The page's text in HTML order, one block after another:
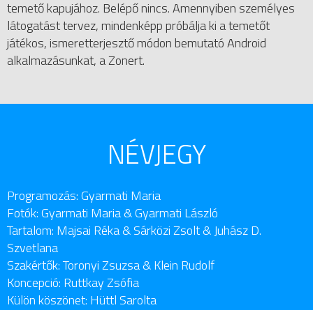
temető kapujához. Belépő nincs. Amennyiben személyes
látogatást tervez, mindenképp próbálja ki a temetőt
játékos, ismeretterjesztő módon bemutató Android
alkalmazásunkat, a Zonert.
NÉVJEGY
Programozás: Gyarmati Maria
Fotók: Gyarmati Maria & Gyarmati László
Tartalom: Majsai Réka & Sárközi Zsolt & Juhász D.
Szvetlana
Szakértők: Toronyi Zsuzsa & Klein Rudolf
Koncepció: Ruttkay Zsófia
Külön köszönet: Hüttl Sarolta